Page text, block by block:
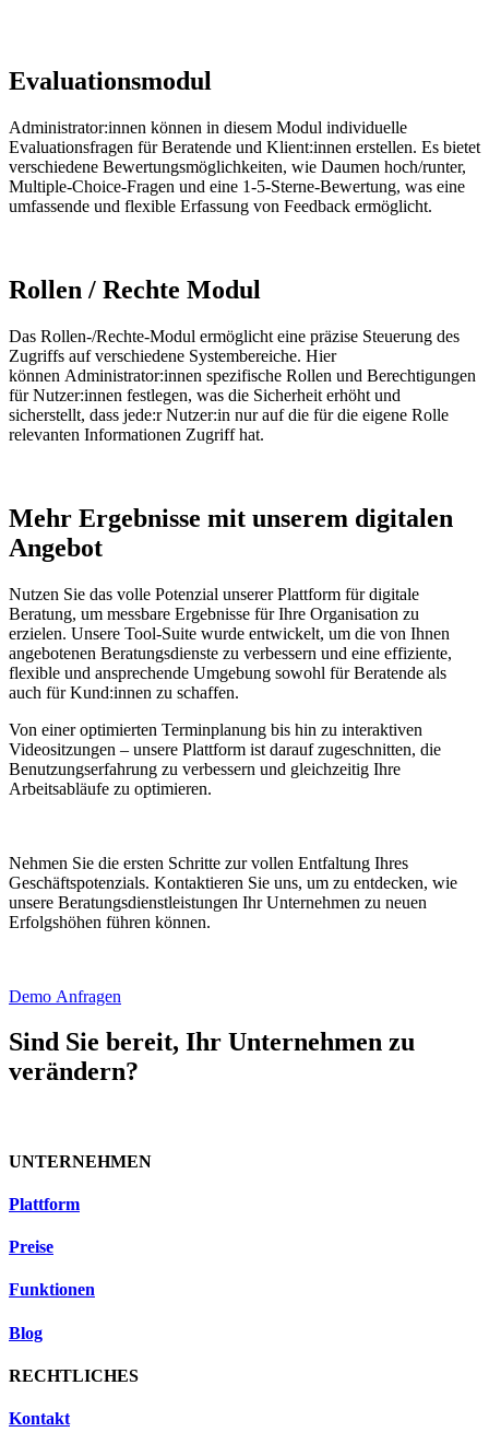
Evaluationsmodul
Administrator:innen können in diesem Modul individuelle
Evaluationsfragen für Beratende und Klient:innen erstellen. Es bietet
verschiedene Bewertungsmöglichkeiten, wie Daumen hoch/runter,
Multiple-Choice-Fragen und eine 1-5-Sterne-Bewertung, was eine
umfassende und flexible Erfassung von Feedback ermöglicht.
Rollen / Rechte Modul
Das Rollen-/Rechte-Modul ermöglicht eine präzise Steuerung des
Zugriffs auf verschiedene Systembereiche. Hier
können Administrator:innen spezifische Rollen und Berechtigungen
fürNutzer:innen festlegen, was die Sicherheit erhöht und
sicherstellt, dass jede:r Nutzer:in nur auf die fürdie eigene Rolle
relevanten Informationen Zugriff hat.
Mehr Ergebnisse mit unserem digitalen
Angebot
Nutzen Sie das volle Potenzial unserer Plattform für digitale
Beratung, um messbare Ergebnisse für Ihre Organisation zu
erzielen. Unsere Tool-Suite wurde entwickelt, um die von Ihnen
angebotenen Beratungsdienste zu verbessern und eine effiziente,
flexible und ansprechende Umgebung sowohl für Beratende als
auch für Kund:innen zu schaffen.
Von einer optimierten Terminplanung bis hin zu interaktiven
Videositzungen – unsere Plattform ist darauf zugeschnitten, die
Benutzungserfahrung zu verbessern und gleichzeitig Ihre
Arbeitsabläufe zu optimieren.
Nehmen Sie die ersten Schritte zur vollen Entfaltung Ihres
Geschäftspotenzials. Kontaktieren Sie uns, um zu entdecken, wie
unsere Beratungsdienstleistungen Ihr Unternehmen zu neuen
Erfolgshöhen führen können.
Demo Anfragen
Sind Sie bereit, Ihr Unternehmen zu
verändern?
UNTERNEHMEN
Plattform
Preise
Funktionen
Blog
RECHTLICHES
Kontakt